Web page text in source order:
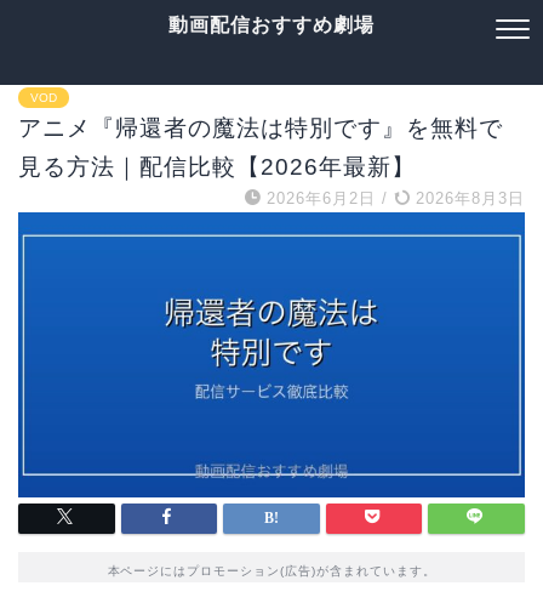
動画配信おすすめ劇場
VOD
アニメ『帰還者の魔法は特別です』を無料で
見る方法｜配信比較【2026年最新】
2026年6月2日 / 2026年8月3日
本ページにはプロモーション(広告)が含まれています。